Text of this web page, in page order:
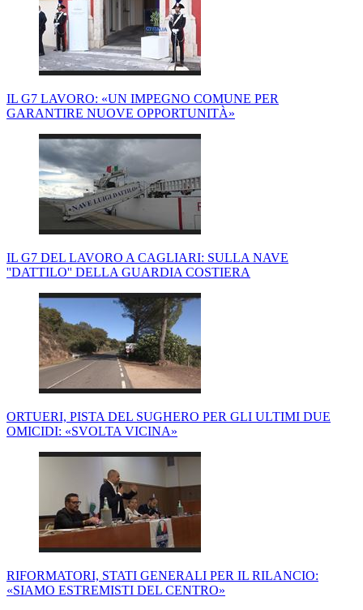
IL G7 LAVORO: «UN IMPEGNO COMUNE PER
GARANTIRE NUOVE OPPORTUNITÀ»
IL G7 DEL LAVORO A CAGLIARI: SULLA NAVE
''DATTILO'' DELLA GUARDIA COSTIERA
ORTUERI, PISTA DEL SUGHERO PER GLI ULTIMI DUE
OMICIDI: «SVOLTA VICINA»
RIFORMATORI, STATI GENERALI PER IL RILANCIO:
«SIAMO ESTREMISTI DEL CENTRO»